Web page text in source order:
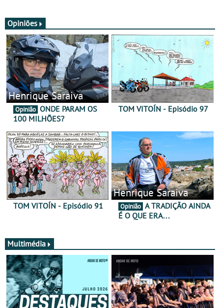
Opiniões
Henrique Saraiva
Opinião
100 MILHÕES?
TOM VITOÍN - Episódio 97
TOM VITOÍN - Episódio 91
Henrique Saraiva
Opinião
É O QUE ERA…
Multimédia